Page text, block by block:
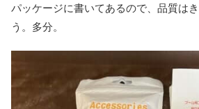
パッケージに書いてあるので、品質は
う。多分。